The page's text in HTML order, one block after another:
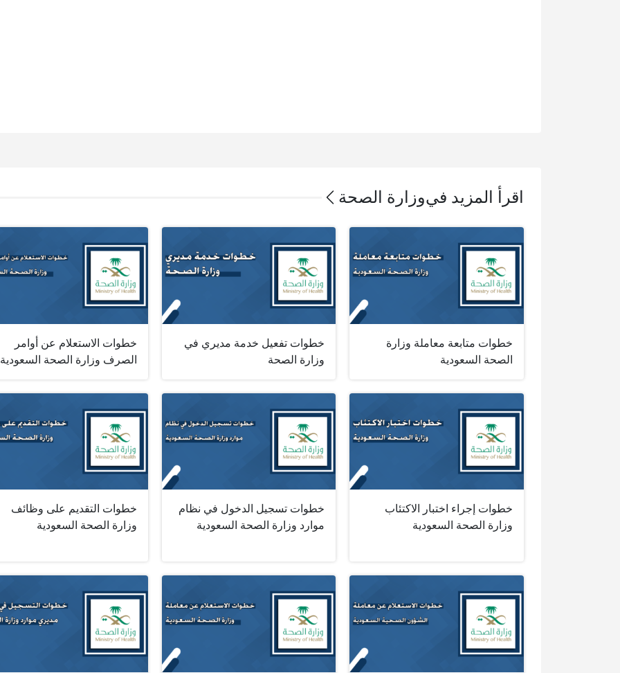
اقرأ المزيد فيوزارة الصحة
خطوات متابعة معاملة وزارة
الصحة السعودية
خطوات تفعيل خدمة مديري في
وزارة الصحة
خطوات الاستعلام عن أوامر
الصرف وزارة الصحة السعودية
خطوات إجراء اختبار الاكتئاب
وزارة الصحة السعودية
خطوات تسجيل الدخول في نظام
موارد وزارة الصحة السعودية
خطوات التقديم على وظائف
وزارة الصحة السعودية